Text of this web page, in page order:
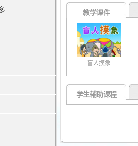
教学课件
盲人摸象
学生辅助课程